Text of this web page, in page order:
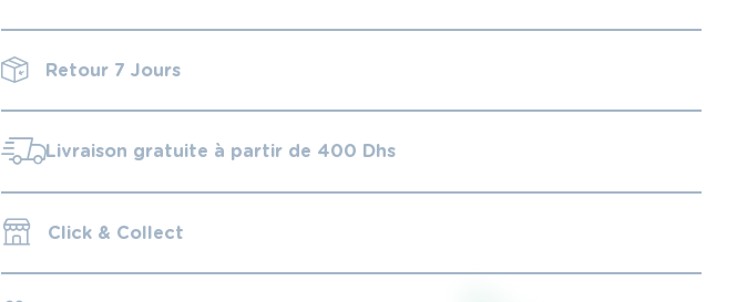
Retour 7 Jours
Livraison gratuite à partir de 400 Dhs
Click & Collect